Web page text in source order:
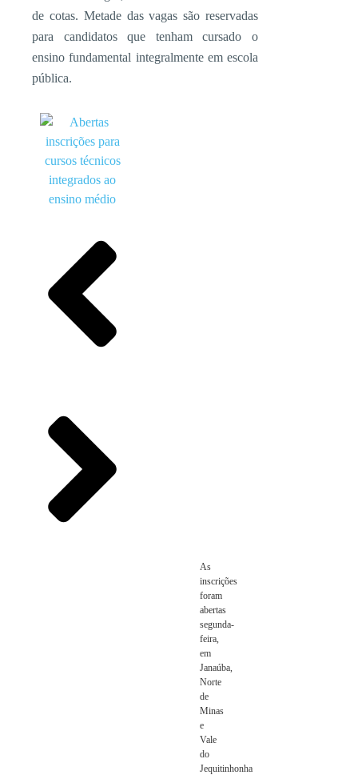
de cotas. Metade das vagas são reserva­das
para candidatos que tenham cursado o
ensino fundamental integralmente em escola
pública.
As
inscrições
foram
abertas
segunda-
feira,
em
Janaúba,
Norte
de
Minas
e
Vale
do
Jequitinhonha